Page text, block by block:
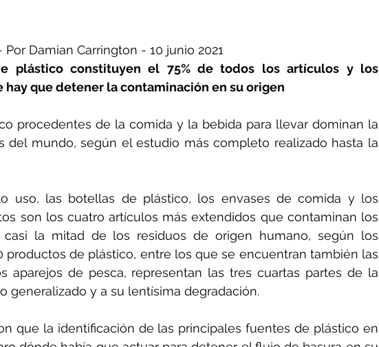
Huella de carbono
Por Damian Carrington - 10 junio 2021
plástico constituyen el 75% de todos los artículos y los
hay que detener la contaminación en su origen
procedentes de la comida y la bebida para llevar dominan la
del mundo, según el estudio más completo realizado hasta la
uso, las botellas de plástico, los envases de comida y los
son los cuatro artículos más extendidos que contaminan los
casi la mitad de los residuos de origen humano, según los
productos de plástico, entre los que se encuentran también las
aparejos de pesca, representan las tres cuartas partes de la
generalizado y a su lentísima degradación.
que la identificación de las principales fuentes de plástico en